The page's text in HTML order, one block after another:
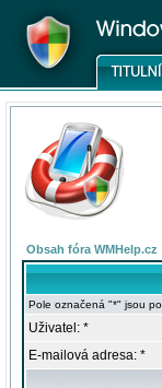
Obsah fóra WMHelp.cz
Pole označená "*" jsou
Uživatel: *
E-mailová adresa: *